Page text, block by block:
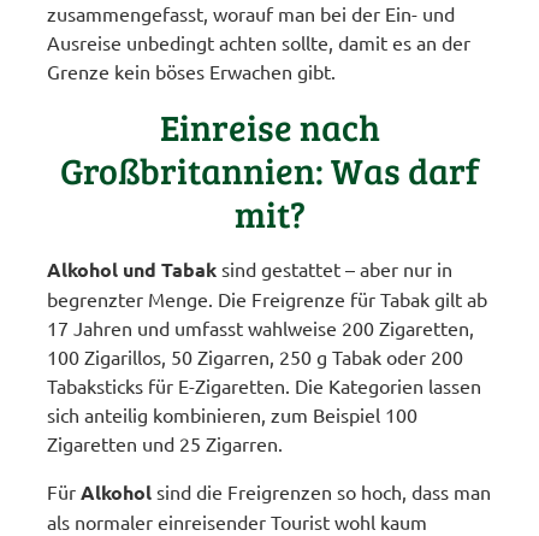
zusammengefasst, worauf man bei der Ein- und
Ausreise unbedingt achten sollte, damit es an der
Grenze kein böses Erwachen gibt.
Einreise nach
Großbritannien: Was darf
mit?
Alkohol und Tabak sind gestattet – aber nur in
begrenzter Menge. Die Freigrenze für Tabak gilt ab
17 Jahren und umfasst wahlweise 200 Zigaretten,
100 Zigarillos, 50 Zigarren, 250 g Tabak oder 200
Tabaksticks für E-Zigaretten. Die Kategorien lassen
sich anteilig kombinieren, zum Beispiel 100
Zigaretten und 25 Zigarren.
Für Alkoholsind die Freigrenzen so hoch, dass man
als normaler einreisender Tourist wohl kaum